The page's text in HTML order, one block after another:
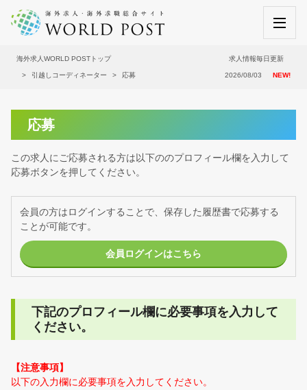
海外求人WORLD POSTトップ
引越しコーディネーター 応募
求人情報毎日更新
2026/08/03 NEW!
応募
この求人にご応募される方は以下ののプロフィール欄を入力して
応募ボタンを押してください。
会員の方はログインすることで、保存した履歴書で応募する
ことが可能です。
会員ログインはこちら
下記のプロフィール欄に必要事項を入力して
ください。
【注意事項】
以下の入力欄に必要事項を入力してください。